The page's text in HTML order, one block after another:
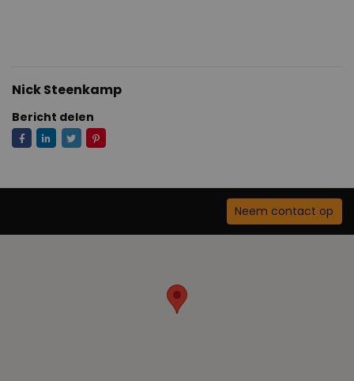
Nick Steenkamp
Bericht delen
Neem contact op